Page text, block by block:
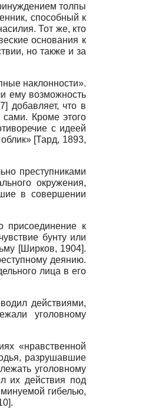
толпы
способный к
Тот же, кто
основания к
но также и за
наклонности».
ему возможность
] добавляет, что в
Кроме этого
с идеей
[Тард, 1893,
преступниками
окружения,
в совершении
присоединение к
бунту или
[Ширков, 1904].
деянию.
лица в его
действиями,
уголовному
«нравственной
разрушавшие
уголовному
их действия под
гибелью,
.